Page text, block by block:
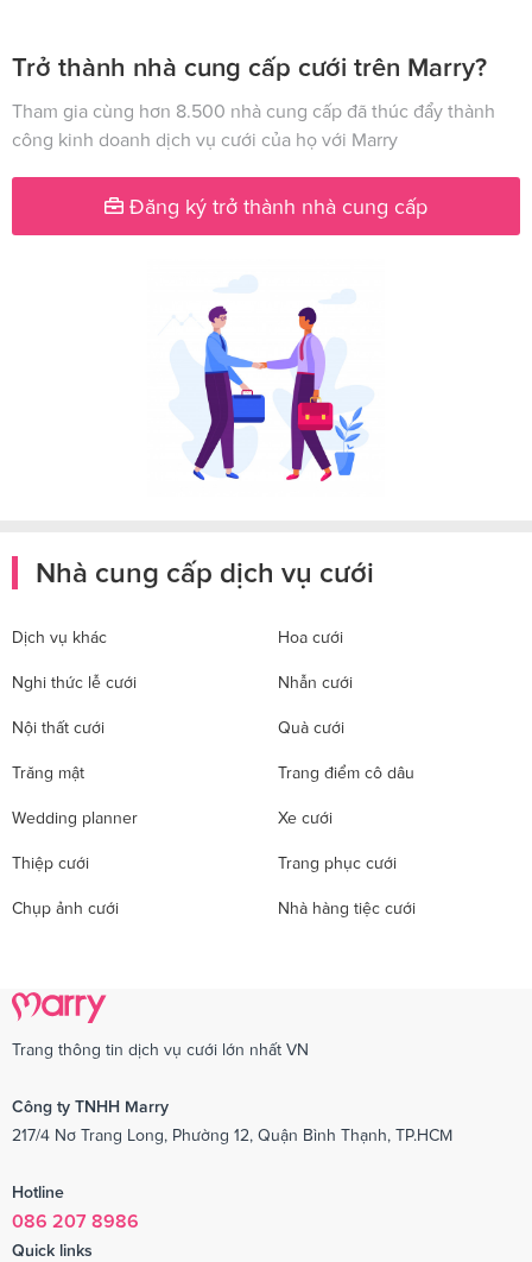
Trở thành nhà cung cấp cưới trên Marry?
Tham gia cùng hơn 8.500 nhà cung cấp đã thúc đẩy thành
công kinh doanh dịch vụ cưới của họ với Marry
Đăng ký trở thành nhà cung cấp
Nhà cung cấp dịch vụ cưới
Dịch vụ khác Hoa cưới
Nghi thức lễ cưới Nhẫn cưới
Nội thất cưới Quà cưới
Trăng mật Trang điểm cô dâu
Wedding planner Xe cưới
Thiệp cưới Trang phục cưới
Chụp ảnh cưới Nhà hàng tiệc cưới
Trang thông tin dịch vụ cưới lớn nhất VN
Công ty TNHH Marry
217/4 Nơ Trang Long, Phường 12, Quận Bình Thạnh, TP.HCM
Hotline
086 207 8986
Quick links